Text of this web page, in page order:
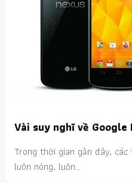
Vài suy nghĩ về Google
Trong thời gian gần đây,
luôn nóng, luôn…